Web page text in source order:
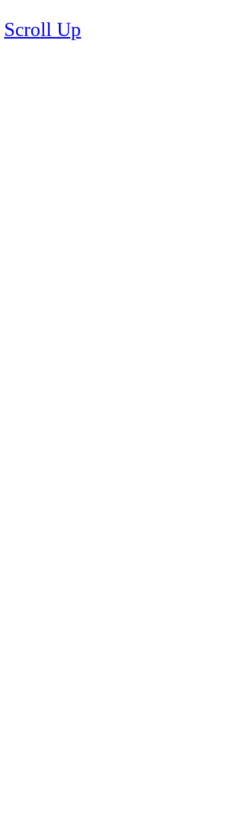
Scroll Up